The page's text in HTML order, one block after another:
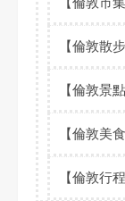
【倫敦散
【倫敦景點
【倫敦美食
【倫敦行